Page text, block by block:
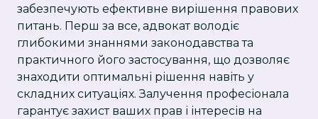
забезпечують ефективне вирішення правових
питань. Перш за все, адвокат володіє
глибокими знаннями законодавства та
практичного його застосування, що дозволяє
знаходити оптимальні рішення навіть у
складних ситуаціях. Залучення професіонала
гарантує захист ваших прав і інтересів на